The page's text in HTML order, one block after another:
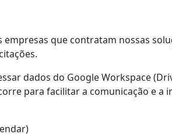
que contratam nossas
dados do Google Workspace
para facilitar a comunicação e a